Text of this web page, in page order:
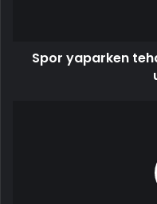
Spor yaparken